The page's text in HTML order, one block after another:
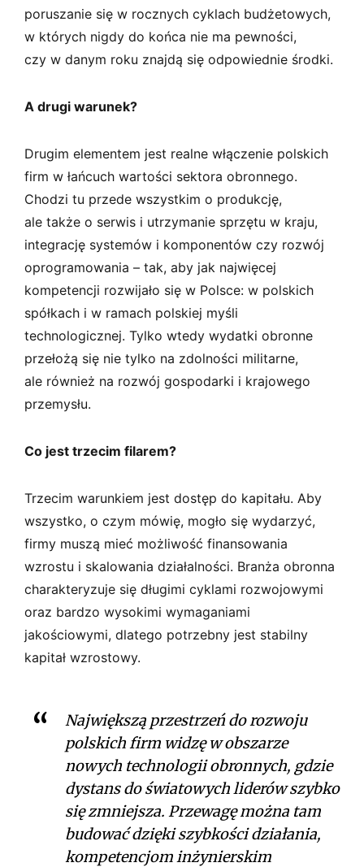
poruszanie się w rocznych cyklach budżetowych,
w których nigdy do końca nie ma pewności,
czy w danym roku znajdą się odpowiednie środki.
A drugi warunek?
Drugim elementem jest realne włączenie polskich
firm w łańcuch wartości sektora obronnego.
Chodzi tu przede wszystkim o produkcję,
ale także o serwis i utrzymanie sprzętu w kraju,
integrację systemów i komponentów czy rozwój
oprogramowania – tak, aby jak najwięcej
kompetencji rozwijało się w Polsce: w polskich
spółkach i w ramach polskiej myśli
technologicznej. Tylko wtedy wydatki obronne
przełożą się nie tylko na zdolności militarne,
ale również na rozwój gospodarki i krajowego
przemysłu.
Co jest trzecim filarem?
Trzecim warunkiem jest dostęp do kapitału. Aby
wszystko, o czym mówię, mogło się wydarzyć,
firmy muszą mieć możliwość finansowania
wzrostu i skalowania działalności. Branża obronna
charakteryzuje się długimi cyklami rozwojowymi
oraz bardzo wysokimi wymaganiami
jakościowymi, dlatego potrzebny jest stabilny
kapitał wzrostowy.
Największą przestrzeń do rozwoju
polskich firm widzę w obszarze
nowych technologii obronnych, gdzie
dystans do światowych liderów szybko
się zmniejsza. Przewagę można tam
budować dzięki szybkości działania,
kompetencjom inżynierskim